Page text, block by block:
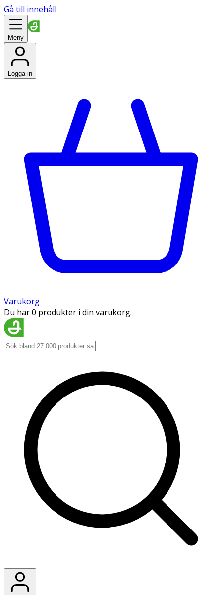
Gå till innehåll
Meny
Logga in
Varukorg
Du har 0 produkter i din varukorg.